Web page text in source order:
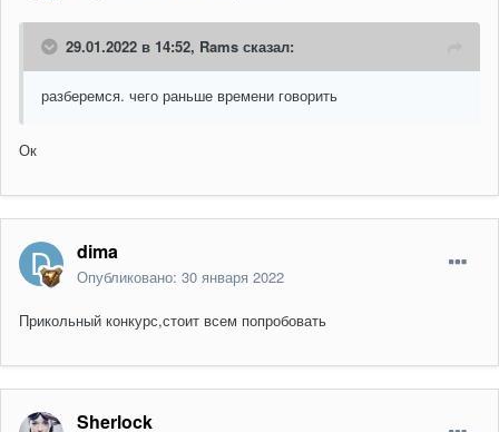
29.01.2022 в 14:52, Rams сказал:
разберемся. чего раньше времени говорить
Ок
dima
Опубликовано: 30 января 2022
Прикольный конкурс,стоит всем попробовать
Sherlock